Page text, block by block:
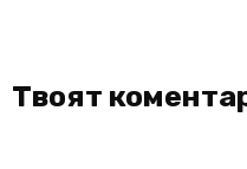
Твоят